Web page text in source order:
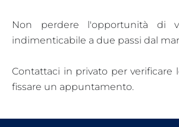
Non perdere l'opportunità di
indimenticabile a due passi dal
Contattaci in privato per verificare
fissare un appuntamento.